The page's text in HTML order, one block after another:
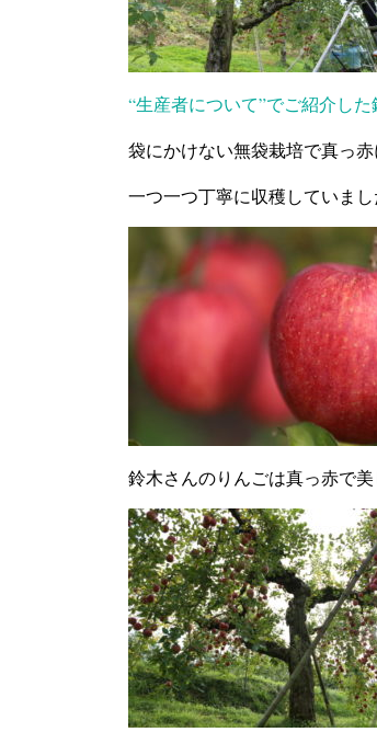
“生産者について”でご紹介し
袋にかけない無袋栽培で真っ
一つ一つ丁寧に収穫していまし
鈴木さんのりんごは真っ赤で